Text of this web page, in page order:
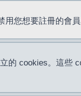
您想要註冊的會
的 cookies。這